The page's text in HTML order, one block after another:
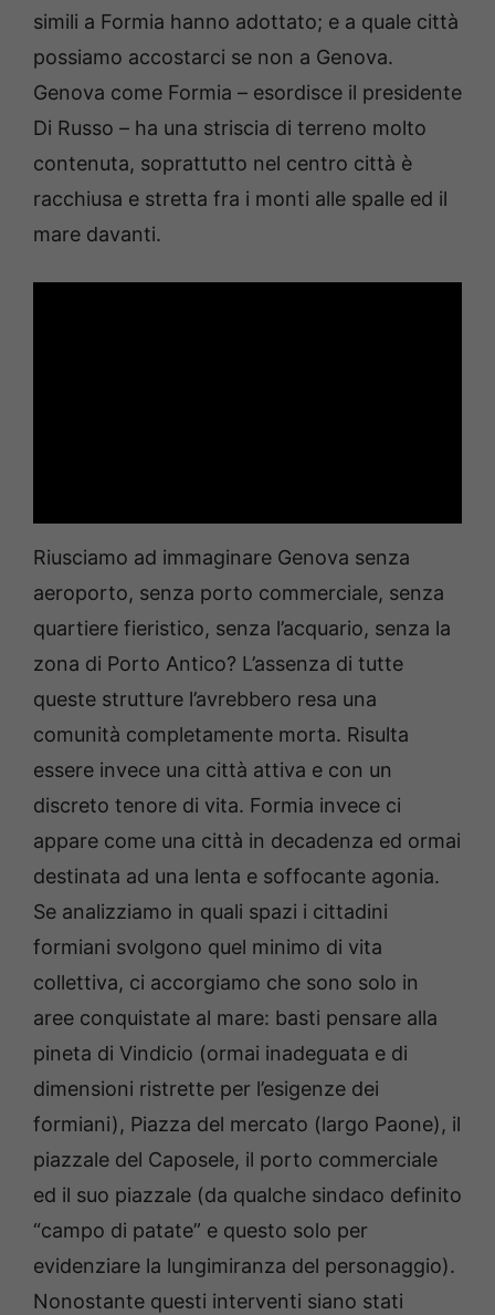
simili a Formia hanno adottato; e a quale città
possiamo accostarci se non a Genova.
Genova come Formia – esordisce il presidente
Di Russo – ha una striscia di terreno molto
contenuta, soprattutto nel centro città è
racchiusa e stretta fra i monti alle spalle ed il
mare davanti.
Riusciamo ad immaginare Genova senza
aeroporto, senza porto commerciale, senza
quartiere fieristico, senza l’acquario, senza la
zona di Porto Antico? L’assenza di tutte
queste strutture l’avrebbero resa una
comunità completamente morta. Risulta
essere invece una città attiva e con un
discreto tenore di vita. Formia invece ci
appare come una città in decadenza ed ormai
destinata ad una lenta e soffocante agonia.
Se analizziamo in quali spazi i cittadini
formiani svolgono quel minimo di vita
collettiva, ci accorgiamo che sono solo in
aree conquistate al mare: basti pensare alla
pineta di Vindicio (ormai inadeguata e di
dimensioni ristrette per l’esigenze dei
formiani), Piazza del mercato (largo Paone), il
piazzale del Caposele, il porto commerciale
ed il suo piazzale (da qualche sindaco definito
“campo di patate” e questo solo per
evidenziare la lungimiranza del personaggio).
Nonostante questi interventi siano stati